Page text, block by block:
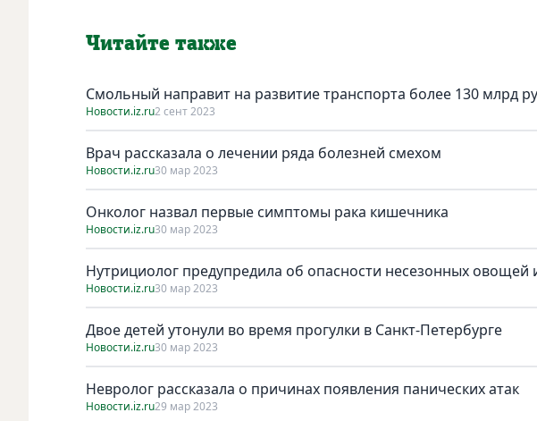
Читайте также
Смольный направит на развитиe транспорта болee 130 млрд
Новости.iz.ru2 сент 2023
Врач рассказала о лечении ряда болезней смехом
Новости.iz.ru30 мар 2023
Онколог назвал первые симптомы рака кишечника
Новости.iz.ru30 мар 2023
Нутрициолог предупредила об опасности несезонных овощей
Новости.iz.ru30 мар 2023
Двое детей утонули во время прогулки в Санкт-Петербурге
Новости.iz.ru30 мар 2023
Невролог рассказала о причинах появления панических атак
Новости.iz.ru29 мар 2023